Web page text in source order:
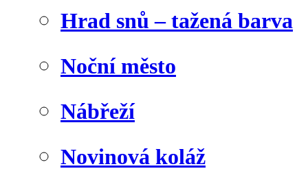
Hrad snů – tažená barva
Noční město
Nábřeží
Novinová koláž